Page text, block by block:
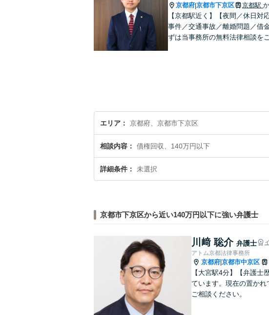
京都府|京都市下京区 京都駅
【京都駅近く】【夜間／休日
事件／交通事故／離婚問題／借
ずは当事務所の無料法律相談を
エリア 京都府、京都市下京区
相談内容 債権回収、140万円以下
詳細条件 未選択
京都市下京区から近い140万円以下に強い弁護士
川﨑 聡介 弁護士
アトム京都法律事務所
京都府 京都市中京区
【大宮駅4分】【弁護
ています。現在の置か
ご相談ください。